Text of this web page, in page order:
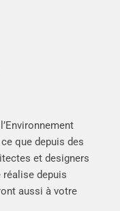
que depuis des
et designers
depuis
aussi à votre